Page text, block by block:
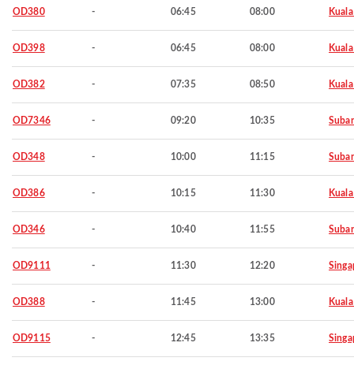
OD380 - 06:45 08:00
OD398 - 06:45 08:00
OD382 - 07:35 08:50
OD7346 - 09:20 10:35
OD348 - 10:00 11:15
OD386 - 10:15 11:30
OD346 - 10:40 11:55
OD9111 - 11:30 12:20
OD388 - 11:45 13:00
OD9115 - 12:45 13:35